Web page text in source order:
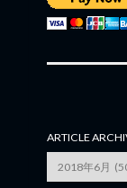
ARTICLE
Archives